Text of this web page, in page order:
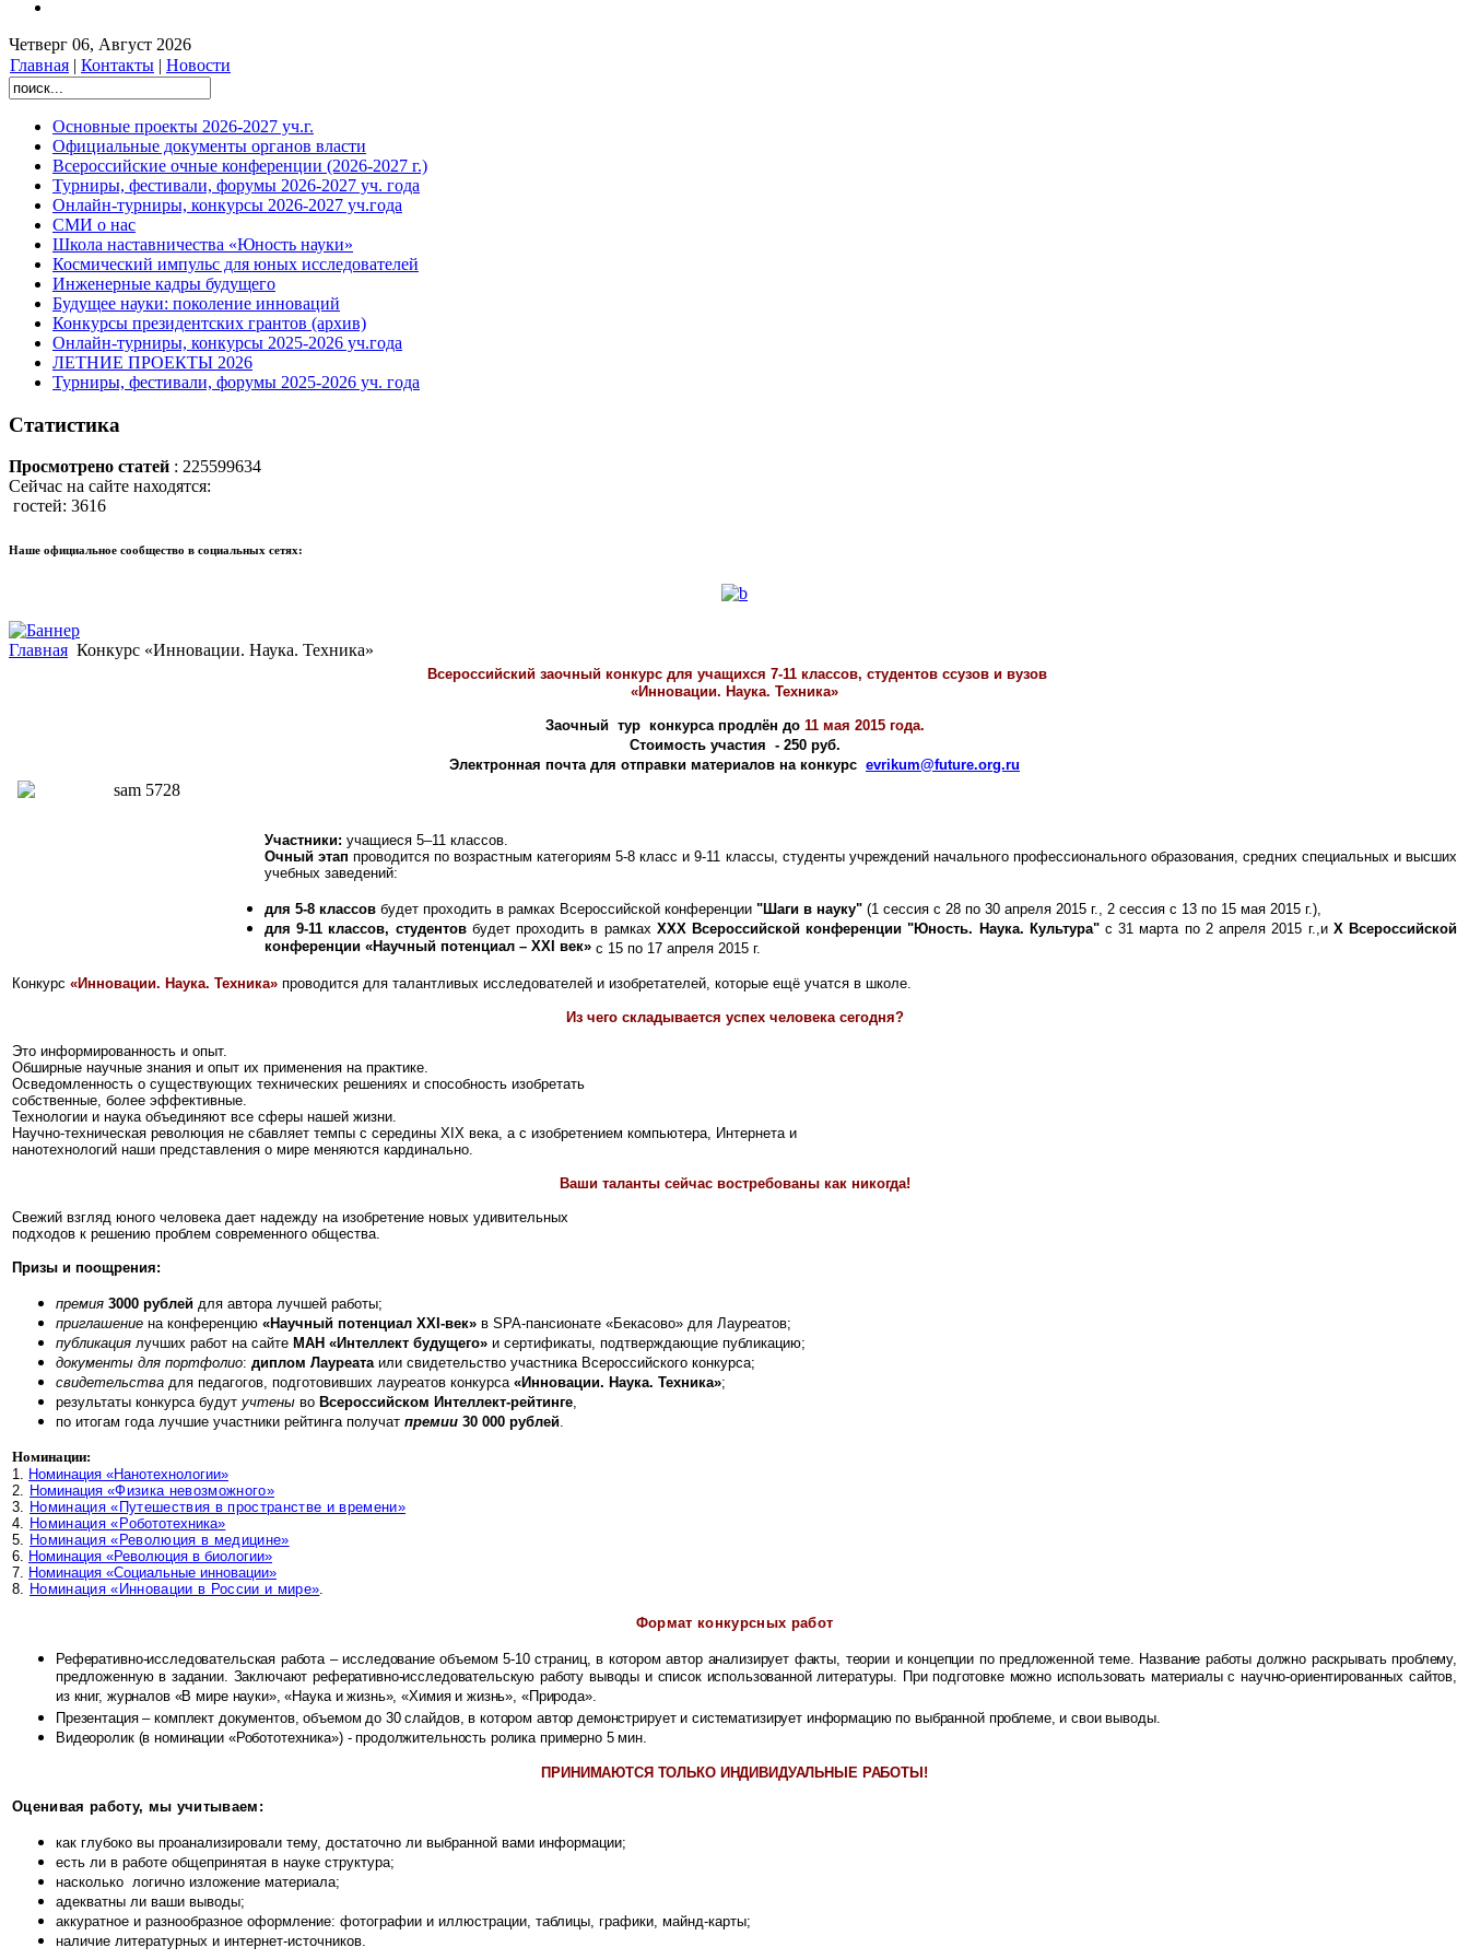
Четверг 06, Август 2026
Главная | Контакты | Новости
Основные проекты 2026-2027 уч.г.
Официальные документы органов власти
Всероссийские очные конференции (2026-2027 г.)
Турниры, фестивали, форумы 2026-2027 уч. года
Онлайн-турниры, конкурсы 2026-2027 уч.года
СМИ о нас
Школа наставничества «Юность науки»
Космический импульс для юных исследователей
Инженерные кадры будущего
Будущее науки: поколение инноваций
Конкурсы президентских грантов (архив)
Онлайн-турниры, конкурсы 2025-2026 уч.года
ЛЕТНИЕ ПРОЕКТЫ 2026
Турниры, фестивали, форумы 2025-2026 уч. года
Статистика
Просмотрено статей : 225599634
Сейчас на сайте находятся:
гостей: 3616
Наше официальное сообщество в социальных сетях:
Главная Конкурс «Инновации. Наука. Техника»
Всероссийский заочный конкурс для учащихся 7-11 классов, студентов ссузов и вузов
«Инновации. Наука. Техника»
Заочный тур конкурса продлён до 11 мая 2015 года.
Стоимость участия - 250 руб.
Электронная почта для отправки материалов на конкурс evrikum@future.org.ru
Участники: учащиеся 5–11 классов.
Очный этап проводится по возрастным категориям 5-8 класс и 9-11 классы, студенты учреждений начального профессионального образования, средних специальных и высших
учебных заведений:
для 5-8 классов будет проходить в рамках Всероссийской конференции "Шаги в науку" (1 сессия с 28 по 30 апреля 2015 г., 2 сессия с 13 по 15 мая 2015 г.),
для 9-11 классов, студентовбудет проходить в рамках XXX Всероссийской конференции "Юность. Наука. Культура"с 31 марта по 2 апреля 2015 г.,и X Всероссийской
конференции «Научный потенциал – XXI век» с 15 по 17 апреля 2015 г.
Конкурс «Инновации. Наука. Техника» проводится для талантливых исследователей и изобретателей, которые ещё учатся в школе.
Из чего складывается успех человека сегодня?
Это информированность и опыт.
Обширные научные знания и опыт их применения на практике.
Осведомленность о существующих технических решениях и способность изобретать
собственные, более эффективные.
Технологии и наука объединяют все сферы нашей жизни.
Научно-техническая революция не сбавляет темпы с середины XIX века, а с изобретением компьютера, Интернета и
нанотехнологий наши представления о мире меняются кардинально.
Ваши таланты сейчас востребованы как никогда!
Свежий взгляд юного человека дает надежду на изобретение новых удивительных
подходов к решению проблем современного общества.
Призы и поощрения:
премия 3000 рублей для автора лучшей работы;
приглашение на конференцию «Научный потенциал XXI-век» в SPA-пансионате «Бекасово» для Лауреатов;
публикация лучших работ на сайте МАН «Интеллект будущего» и сертификаты, подтверждающие публикацию;
документы для портфолио: диплом Лауреатаили свидетельство участника Всероссийского конкурса;
свидетельства для педагогов, подготовивших лауреатов конкурса «Инновации. Наука. Техника»;
результаты конкурса будут учтены во Всероссийском Интеллект-рейтинге,
по итогам года лучшие участники рейтинга получат премии 30 000 рублей.
Номинации:
1. Номинация «Нанотехнологии»
2. Номинация «Физика невозможного»
3. Номинация «Путешествия в пространстве и времени»
4. Номинация «Робототехника»
5. Номинация «Революция в медицине»
6. Номинация «Революция в биологии»
7. Номинация «Социальные инновации»
8. Номинация «Инновации в России и мире».
Формат конкурсных работ
Реферативно-исследовательская работа – исследование объемом 5-10 страниц, в котором автор анализирует факты, теории и концепции по предложенной теме. Название работы должно раскрывать проблему,
предложенную в задании. Заключают реферативно-исследовательскую работу выводы и список использованной литературы. При подготовке можно использовать материалы с научно-ориентированных сайтов,
из книг, журналов «В мире науки», «Наука и жизнь», «Химия и жизнь», «Природа».
Презентация – комплект документов, объемом до 30 слайдов, в котором автор демонстрирует и систематизирует информацию по выбранной проблеме, и свои выводы.
Видеоролик (в номинации «Робототехника») - продолжительность ролика примерно 5 мин.
ПРИНИМАЮТСЯ ТОЛЬКО ИНДИВИДУАЛЬНЫЕ РАБОТЫ!
Оценивая работу, мы учитываем:
как глубоко вы проанализировали тему, достаточно ли выбранной вами информации;
есть ли в работе общепринятая в науке структура;
насколько логично изложение материала;
адекватны ли ваши выводы;
аккуратное и разнообразное оформление: фотографии и иллюстрации, таблицы, графики, майнд-карты;
наличие литературных и интернет-источников.